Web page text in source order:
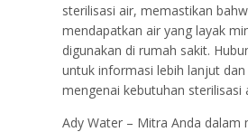
sterilisasi air, memastikan
mendapatkan air yang layak
digunakan di rumah sakit.
untuk informasi lebih lanjut
mengenai kebutuhan sterilisasi
Ady Water – Mitra Anda dalam